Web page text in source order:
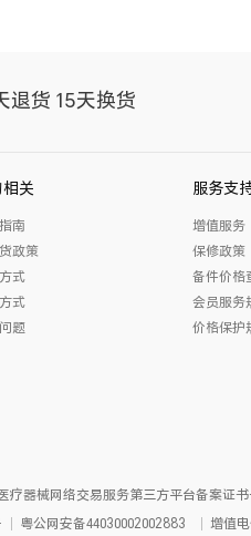
退货 15天换货
关
南
政策
式
式
题
服务支
增值服务
保修政策
备件价格
会员服务
价格保护
疗器械网络交易服务第三方平台备案证
粤公网安备44030002002883 增值